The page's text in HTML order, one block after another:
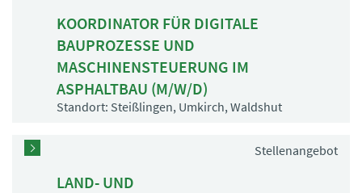
KOORDINATOR FÜR DIGITALE
BAUPROZESSE UND
MASCHINENSTEUERUNG IM
ASPHALTBAU (M/W/D)
Standort: Steißlingen, Umkirch, Waldshut
Stellenangebot
LAND- UND